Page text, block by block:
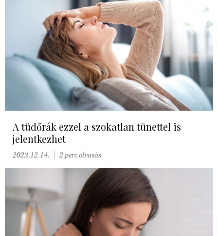
A tüdőrák ezzel a szokatlan tünettel is
jelentkezhet
2023.12.14. 2 perc olvasás